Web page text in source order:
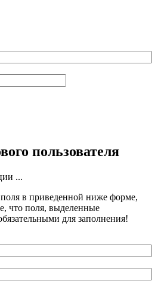
пользователя
...
в приведенной ниже форме,
что поля, выделенные
для заполнения!